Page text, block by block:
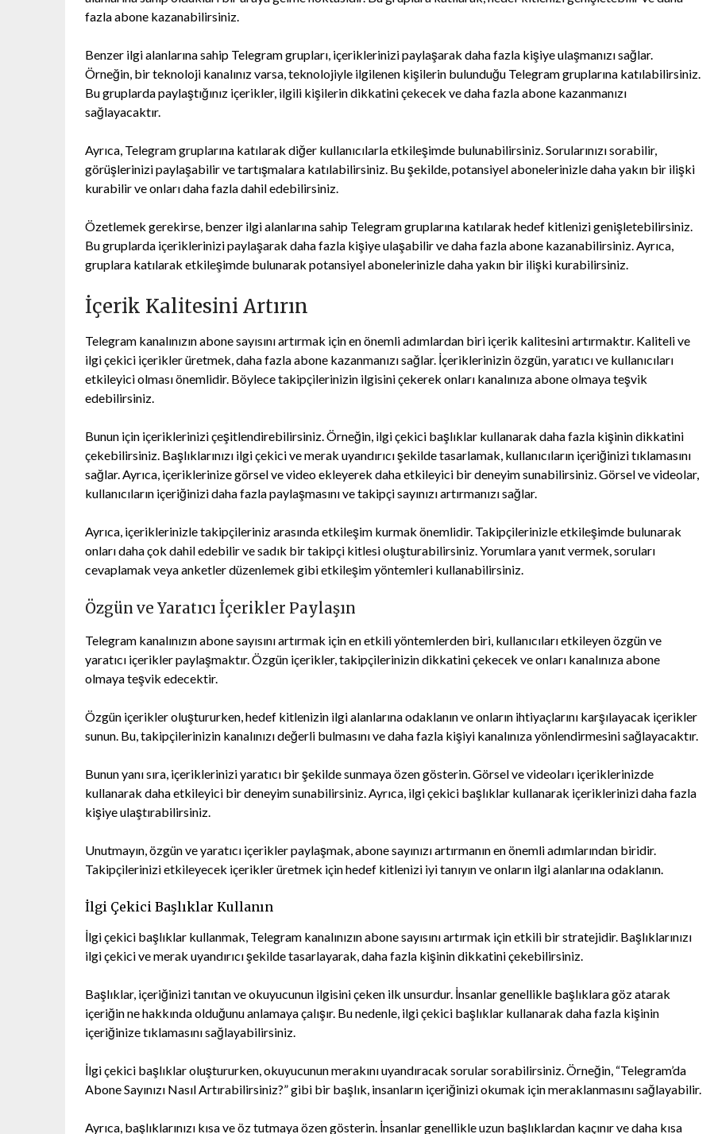
fazla abone kazanabilirsiniz.
Benzer ilgi alanlarına sahip Telegram grupları, içeriklerinizi paylaşarak daha fazla kişiye ulaşmanızı sağlar.
Örneğin, bir teknoloji kanalınız varsa, teknolojiyle ilgilenen kişilerin bulunduğu Telegram gruplarına katılabilirsiniz.
Bu gruplarda paylaştığınız içerikler, ilgili kişilerin dikkatini çekecek ve daha fazla abone kazanmanızı
sağlayacaktır.
Ayrıca, Telegram gruplarına katılarak diğer kullanıcılarla etkileşimde bulunabilirsiniz. Sorularınızı sorabilir,
görüşlerinizi paylaşabilir ve tartışmalara katılabilirsiniz. Bu şekilde, potansiyel abonelerinizle daha yakın bir ilişki
kurabilir ve onları daha fazla dahil edebilirsiniz.
Özetlemek gerekirse, benzer ilgi alanlarına sahip Telegram gruplarına katılarak hedef kitlenizi genişletebilirsiniz.
Bu gruplarda içeriklerinizi paylaşarak daha fazla kişiye ulaşabilir ve daha fazla abone kazanabilirsiniz. Ayrıca,
gruplara katılarak etkileşimde bulunarak potansiyel abonelerinizle daha yakın bir ilişki kurabilirsiniz.
İçerik Kalitesini Artırın
Telegram kanalınızın abone sayısını artırmak için en önemli adımlardan biri içerik kalitesini artırmaktır. Kaliteli ve
ilgi çekici içerikler üretmek, daha fazla abone kazanmanızı sağlar. İçeriklerinizin özgün, yaratıcı ve kullanıcıları
etkileyici olması önemlidir. Böylece takipçilerinizin ilgisini çekerek onları kanalınıza abone olmaya teşvik
edebilirsiniz.
Bunun için içeriklerinizi çeşitlendirebilirsiniz. Örneğin, ilgi çekici başlıklar kullanarak daha fazla kişinin dikkatini
çekebilirsiniz. Başlıklarınızı ilgi çekici ve merak uyandırıcı şekilde tasarlamak, kullanıcıların içeriğinizi tıklamasını
sağlar. Ayrıca, içeriklerinize görsel ve video ekleyerek daha etkileyici bir deneyim sunabilirsiniz. Görsel ve videolar,
kullanıcıların içeriğinizi daha fazla paylaşmasını ve takipçi sayınızı artırmanızı sağlar.
Ayrıca, içeriklerinizle takipçileriniz arasında etkileşim kurmak önemlidir. Takipçilerinizle etkileşimde bulunarak
onları daha çok dahil edebilir ve sadık bir takipçi kitlesi oluşturabilirsiniz. Yorumlara yanıt vermek, soruları
cevaplamak veya anketler düzenlemek gibi etkileşim yöntemleri kullanabilirsiniz.
Özgün ve Yaratıcı İçerikler Paylaşın
Telegram kanalınızın abone sayısını artırmak için en etkili yöntemlerden biri, kullanıcıları etkileyen özgün ve
yaratıcı içerikler paylaşmaktır. Özgün içerikler, takipçilerinizin dikkatini çekecek ve onları kanalınıza abone
olmaya teşvik edecektir.
Özgün içerikler oluştururken, hedef kitlenizin ilgi alanlarına odaklanın ve onların ihtiyaçlarını karşılayacak içerikler
sunun. Bu, takipçilerinizin kanalınızı değerli bulmasını ve daha fazla kişiyi kanalınıza yönlendirmesini sağlayacaktır.
Bunun yanı sıra, içeriklerinizi yaratıcı bir şekilde sunmaya özen gösterin. Görsel ve videoları içeriklerinizde
kullanarak daha etkileyici bir deneyim sunabilirsiniz. Ayrıca, ilgi çekici başlıklar kullanarak içeriklerinizi daha fazla
kişiye ulaştırabilirsiniz.
Unutmayın, özgün ve yaratıcı içerikler paylaşmak, abone sayınızı artırmanın en önemli adımlarından biridir.
Takipçilerinizi etkileyecek içerikler üretmek için hedef kitlenizi iyi tanıyın ve onların ilgi alanlarına odaklanın.
İlgi Çekici Başlıklar Kullanın
İlgi çekici başlıklar kullanmak, Telegram kanalınızın abone sayısını artırmak için etkili bir stratejidir. Başlıklarınızı
ilgi çekici ve merak uyandırıcı şekilde tasarlayarak, daha fazla kişinin dikkatini çekebilirsiniz.
Başlıklar, içeriğinizi tanıtan ve okuyucunun ilgisini çeken ilk unsurdur. İnsanlar genellikle başlıklara göz atarak
içeriğin ne hakkında olduğunu anlamaya çalışır. Bu nedenle, ilgi çekici başlıklar kullanarak daha fazla kişinin
içeriğinize tıklamasını sağlayabilirsiniz.
İlgi çekici başlıklar oluştururken, okuyucunun merakını uyandıracak sorular sorabilirsiniz. Örneğin, “Telegram’da
Abone Sayınızı Nasıl Artırabilirsiniz?” gibi bir başlık, insanların içeriğinizi okumak için meraklanmasını sağlayabilir.
Ayrıca, başlıklarınızı kısa ve öz tutmaya özen gösterin. İnsanlar genellikle uzun başlıklardan kaçınır ve daha kısa